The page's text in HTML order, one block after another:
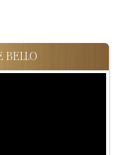
BELLO